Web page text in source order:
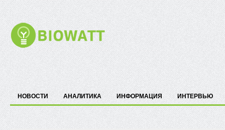
НОВОСТИ АНАЛИТИКА ИНФОРМАЦИЯ ИНТЕРВЬЮ